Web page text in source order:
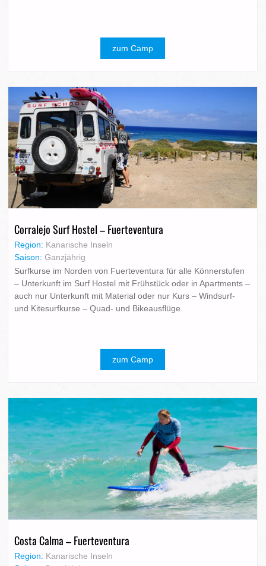
zum Camp
Corralejo Surf Hostel – Fuerteventura
Region: Kanarische Inseln
Saison: Ganzjährig
Surfkurse im Norden von Fuerteventura für alle Könnerstufen
– Unterkunft im Surf Hostel mit Frühstück oder in Apartments –
auch nur Unterkunft mit Material oder nur Kurs – Windsurf-
und Kitesurfkurse – Quad- und Bikeausflüge.
zum Camp
Costa Calma – Fuerteventura
Region: Kanarische Inseln